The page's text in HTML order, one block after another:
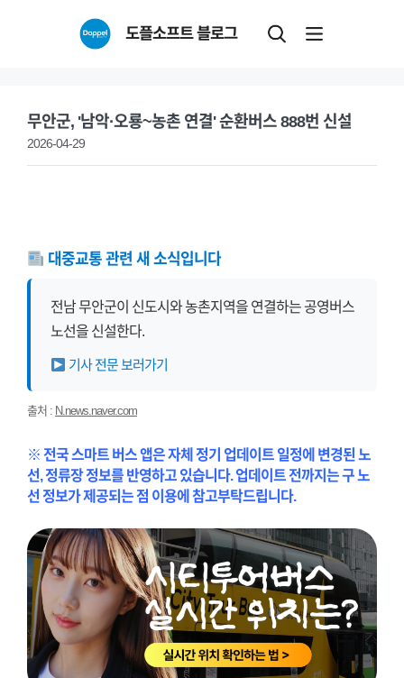
도플소프트 블로그
무안군, '남악·오룡~농촌 연결' 순환버스 888번 신설
2026-04-29
대중교통 관련 새 소식입니다
전남 무안군이 신도시와 농촌지역을 연결하는 공영버스
노선을 신설한다.
기사 전문 보러가기
출처 : N.news.naver.com
※ 전국 스마트 버스 앱은 자체 정기 업데이트 일정에 변경된 노
선, 정류장 정보를 반영하고 있습니다. 업데이트 전까지는 구 노
선 정보가 제공되는 점 이용에 참고부탁드립니다.